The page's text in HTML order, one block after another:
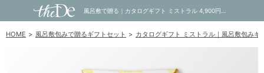
HOME 風呂敷包みで贈るギフトセット カタログギフト ミストラル｜風呂敷包みギ